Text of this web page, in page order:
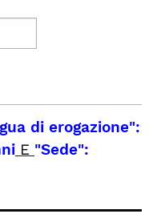
di erogazione":
E "Sede":